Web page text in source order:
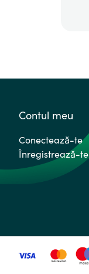
Contul meu
Conectează-te
Înregistrează-te